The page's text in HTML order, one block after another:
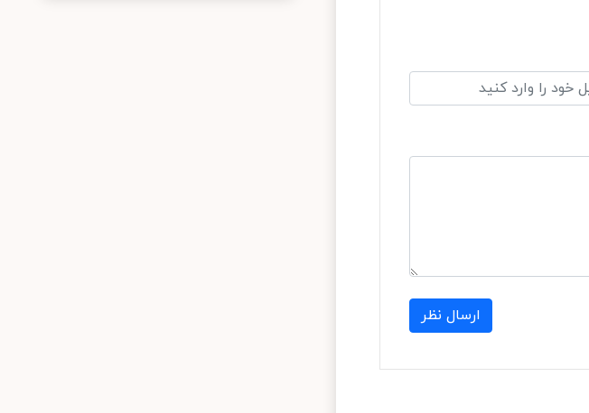
ارسال نظر